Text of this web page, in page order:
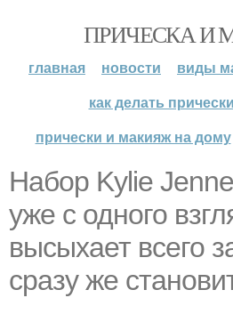
ПРИЧЕСКА И
главная новости
виды
как делать
прически и макияж на дому
Набор Kylie
уже с одного
высыхает всего
сразу же